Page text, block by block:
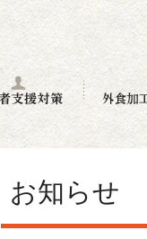
お知らせ